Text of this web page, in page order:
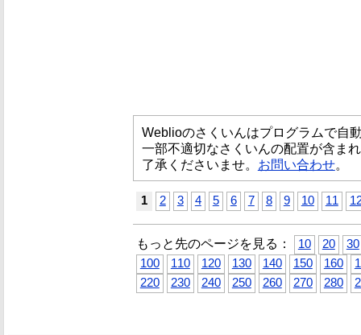
Weblioのさくいんはプログラムで自
一部不適切なさくいんの配置が含ま
了承くださいませ。 お問い合わせ。
1 2 3 4 5 6 7 8 9 10 11
もっと先のページを見る： 10 20
30
100
110 120 130 140 150 160
220
230 240 250 260 270 280